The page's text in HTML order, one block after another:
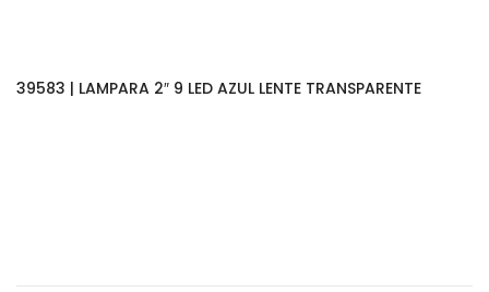
39583 | LAMPARA 2″ 9 LED AZUL LENTE TRANSPARENTE